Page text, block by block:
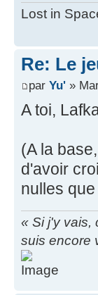
Lost in
Re: Le
par Yu' »
A toi,
(A la
d'avoir
nulles
« Si j'y vais,
suis encore